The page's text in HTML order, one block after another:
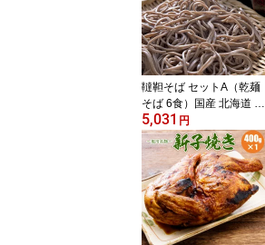
ニしゃぶ 蟹ギフト 海鮮
ギフト 生ズワイガニ特大
冷凍 1kg/2kg/3kg/4kg/5k
g
韃靼そば セットA（乾麺
そば 6食）国産 北海道 無
農薬栽培 蕎麦好きをうな
らせる 韃靼そばセット
5,031 円